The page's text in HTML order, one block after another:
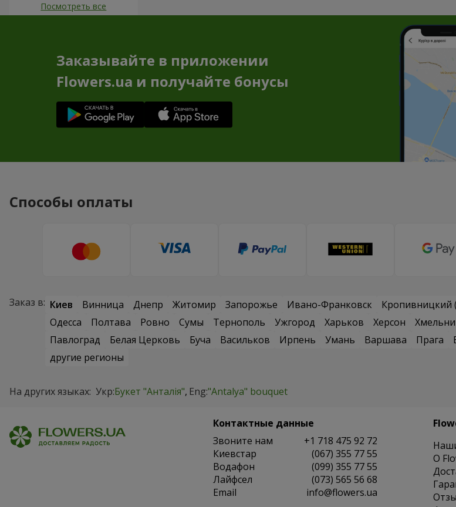
Посмотреть все
Заказывайте в приложении
Flowers.ua и получайте бонусы
Способы оплаты
Заказ в: Киев Винница Днепр Житомир Запорожье Ивано-Франковск Кропивницкий
Одесса
Полтава Ровно Сумы Тернополь Ужгород Харьков Херсон
Павлоград
Белая Церковь Буча Васильков Ирпень Умань Варшава Прага
другие регионы
На других языках: Укр:Букет "Анталія" Eng:"Antalya" bouquet
Контактные данные
Звоните нам
+1 718 475 92 72
Киевстар
(067) 355 77 55
Водафон
(099) 355 77 55
Лайфсел
(073) 565 56 68
Email
info@flowers.ua
O